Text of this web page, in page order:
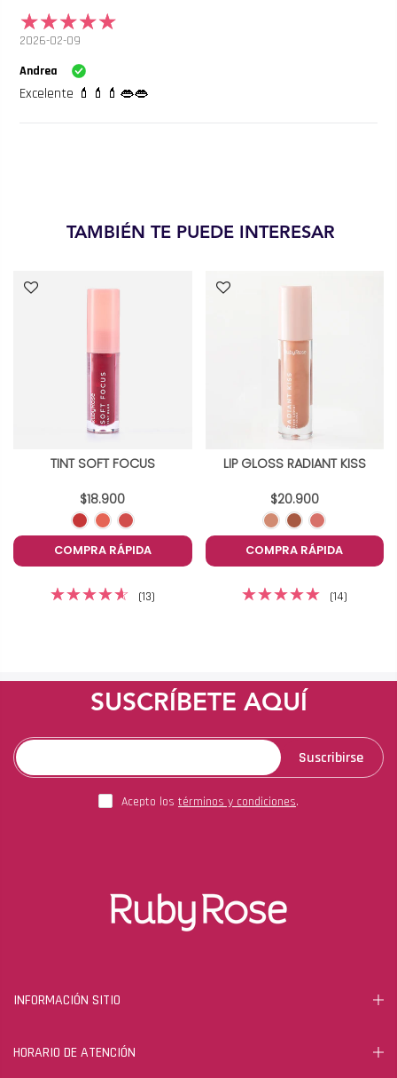
2026-02-09
Andrea
Excelente 💄💄💄👄👄
TAMBIÉN TE PUEDE INTERESAR
TINT SOFT FOCUS
$18.900
COMPRA RÁPIDA
(13)
LIP GLOSS RADIANT KISS
$20.900
COMPRA RÁPIDA
(14)
SUSCRÍBETE AQUÍ
Suscribirse
Acepto los términos y condiciones.
INFORMACIÓN SITIO
HORARIO DE ATENCIÓN